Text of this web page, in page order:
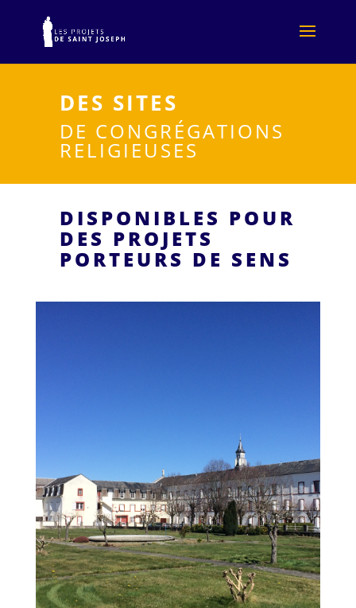
DES SITES
DE CONGRÉGATIONS
RELIGIEUSES
DISPONIBLES POUR
DES PROJETS
PORTEURS DE SENS